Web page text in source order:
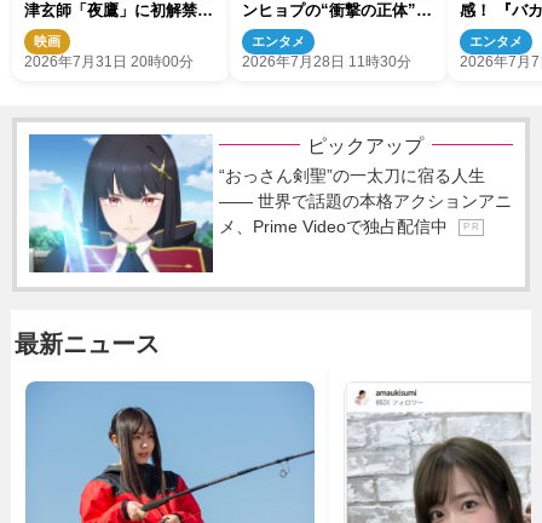
津玄師「夜鷹」に初解禁の
本編映像を使用したPV到
着
映画
2026年7月31日 20時00分
ンヒョプの“衝撃の正体”判
明！（ネタバレあり）
エンタメ
2026年7月28日 11時30分
感！ 『バ
面写真5点
ュー到着
エンタメ
2026年7月
ピックアップ
“おっさん剣聖”の一太刀に宿る人生
―― 世界で話題の本格アクションアニ
メ、Prime Videoで独占配信中
P R
最新ニュース